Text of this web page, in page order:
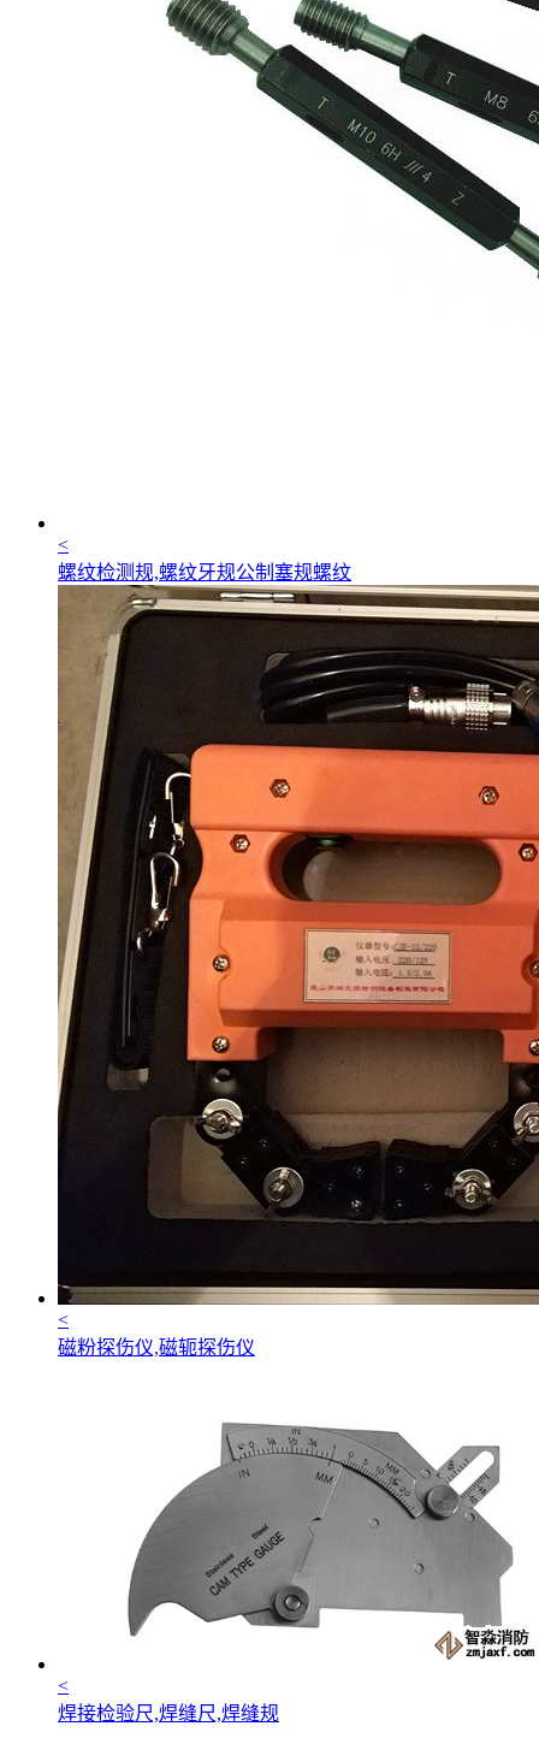
<
螺纹检测规,螺纹牙规公制塞规螺纹
<
磁粉探伤仪,磁轭探伤仪
<
焊接检验尺,焊缝尺,焊缝规